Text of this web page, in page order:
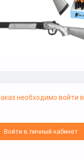
необходимо войти в
Войти в личный кабинет